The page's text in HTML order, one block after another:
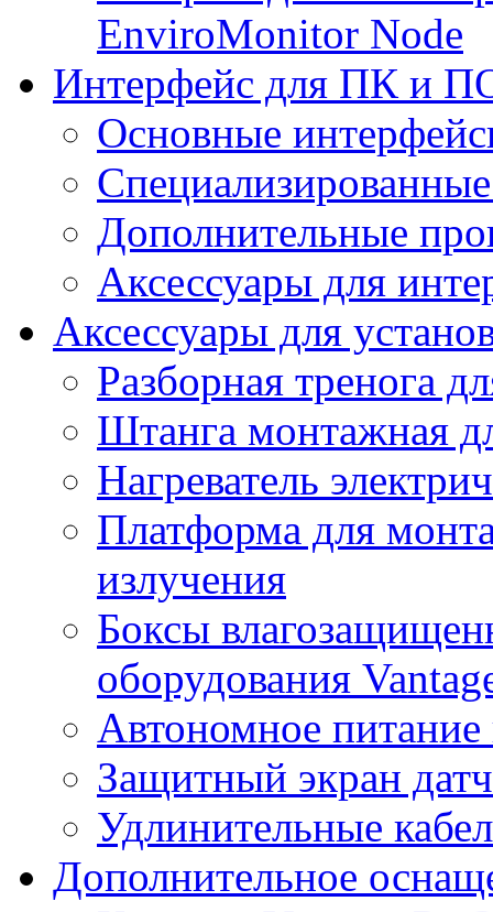
EnviroMonitor Node
Интерфейс для ПК и
Основные
Дополнительные
Аксессуары для
Аксессуары для
Разборная тренога
Штанга монтажная
Нагреватель
Платформа для
излучения
Боксы
оборудования
Автономное питание
Защитный экран
Удлинительные
Дополнительное